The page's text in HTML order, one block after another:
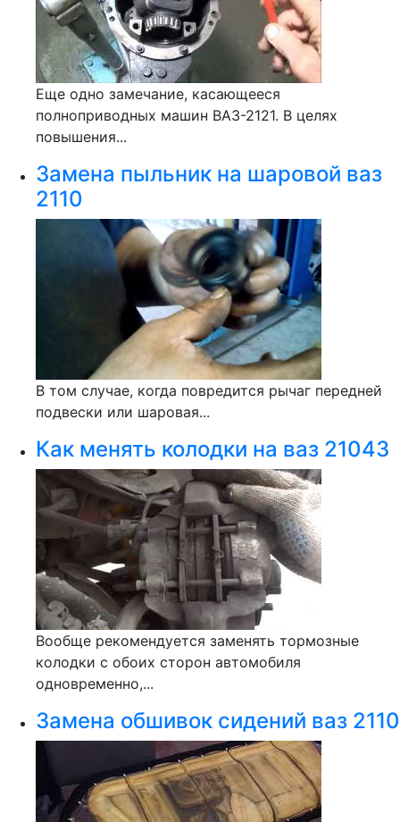
Еще одно замечание, касающееся
полноприводных машин ВАЗ-2121. В целях
повышения...
Замена пыльник на шаровой ваз
2110
В том случае, когда повредится рычаг передней
подвески или шаровая...
Как менять колодки на ваз 21043
Вообще рекомендуется заменять тормозные
колодки с обоих сторон автомобиля
одновременно,...
Замена обшивок сидений ваз 2110